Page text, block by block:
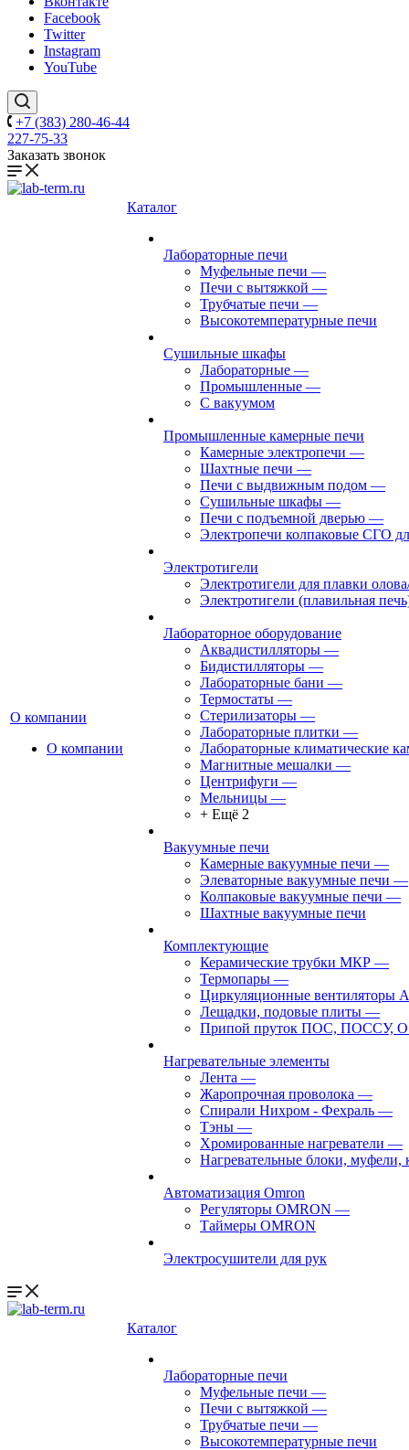
Facebook
Twitter
Instagram
YouTube
+7 (383) 280-46-44
227-75-33
Заказать звонок
О компании
О компании
Каталог
Лабораторные печи
Муфельные печи —
Печи с вытяжкой —
Трубчатые печи —
Высокотемпературные печи
Сушильные шкафы
Лабораторные —
Промышленные —
С вакуумом
Промышленные камерные печи
Камерные электропечи —
Шахтные печи —
Печи с выдвижным подом —
Сушильные шкафы —
Печи с подъемной дверью —
Электропечи колпаковые СГО
Электротигели
Электротигели для плавки
Электротигели (плавильная
Лабораторное оборудование
Аквадистилляторы —
Бидистилляторы —
Лабораторные бани —
Термостаты —
Стерилизаторы —
Лабораторные плитки —
Лабораторные климатические
Магнитные мешалки —
Центрифуги —
Мельницы —
+ Ещё 2
Вакуумные печи
Камерные вакуумные печи —
Элеваторные вакуумные печи —
Колпаковые вакуумные печи —
Шахтные вакуумные печи
Комплектующие
Керамические трубки МКР —
Термопары —
Циркуляционные вентиляторы
Лещадки, подовые плиты —
Припой пруток ПОС, ПОССУ,
Нагревательные элементы
Лента —
Жаропрочная проволока —
Спирали Нихром - Фехраль —
Тэны —
Хромированные нагреватели —
Нагревательные блоки, муфели,
Автоматизация Omron
Регуляторы OMRON —
Таймеры OMRON
Электросушители для рук
Каталог
Лабораторные печи
Муфельные печи —
Печи с вытяжкой —
Трубчатые печи —
Высокотемпературные печи